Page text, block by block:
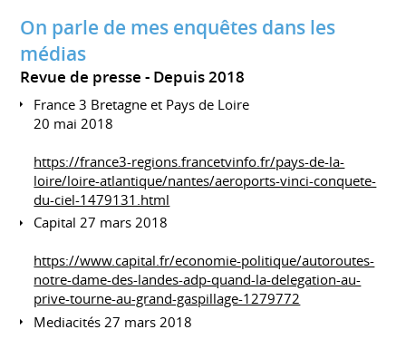
On parle de mes enquêtes dans les
médias
Revue de presse Depuis 2018
France 3 Bretagne et Pays de Loire
20 mai 2018
https://france3-regions.francetvinfo.fr/pays-de-la-
loire/loire-atlantique/nantes/aeroports-vinci-conquete-
du-ciel-1479131.html
Capital 27 mars 2018
https://www.capital.fr/economie-politique/autoroutes-
notre-dame-des-landes-adp-quand-la-delegation-au-
prive-tourne-au-grand-gaspillage-1279772
Mediacités 27 mars 2018